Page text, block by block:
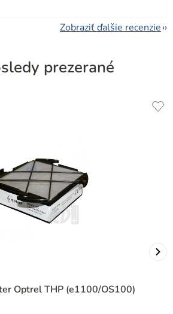
Zobraziť ďalšie recenzie
prezerané
Optrel THP (e1100/OS100)